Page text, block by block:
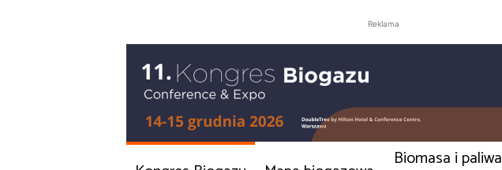
Reklama
Biomasa i paliwa